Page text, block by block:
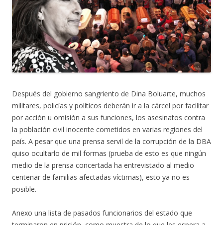
Después del gobierno sangriento de Dina Boluarte, muchos
militares, policías y políticos deberán ir a la cárcel por facilitar
por acción u omisión a sus funciones, los asesinatos contra
la población civil inocente cometidos en varias regiones del
país. A pesar que una prensa servil de la corrupción de la DBA
quiso ocultarlo de mil formas (prueba de esto es que ningún
medio de la prensa concertada ha entrevistado al medio
centenar de familias afectadas víctimas), esto ya no es
posible.
Anexo una lista de pasados funcionarios del estado que